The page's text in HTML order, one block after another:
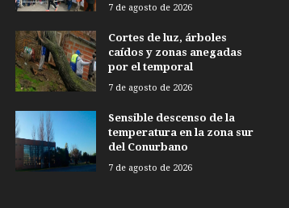
7 de agosto de 2026
Cortes de luz, árboles
caídos y zonas anegadas
por el temporal
7 de agosto de 2026
Sensible descenso de la
temperatura en la zona sur
del Conurbano
7 de agosto de 2026